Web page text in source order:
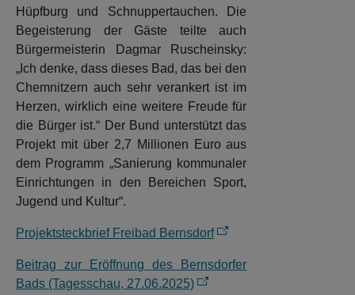
Hüpfburg und Schnuppertauchen. Die
Begeisterung der Gäste teilte auch
Bürgermeisterin Dagmar Ruscheinsky:
„Ich denke, dass dieses Bad, das bei den
Chemnitzern auch sehr verankert ist im
Herzen, wirklich eine weitere Freude für
die Bürger ist.“ Der Bund unterstützt das
Projekt mit über 2,7 Millionen Euro aus
dem Programm „Sanierung kommunaler
Einrichtungen in den Bereichen Sport,
Jugend und Kultur“.
Projektsteckbrief Freibad Bernsdorf
Beitrag zur Eröffnung des Bernsdorfer
Bads (Tagesschau, 27.06.2025)